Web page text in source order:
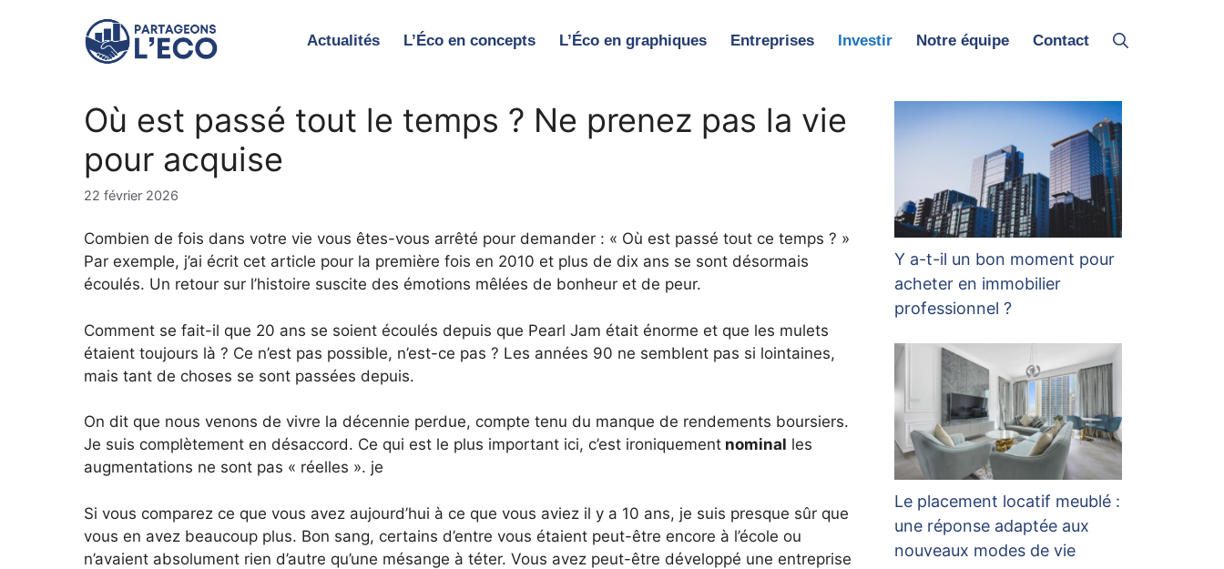
Actualités L’Éco en concepts L’Éco en graphiques Entreprises Investir Notre équipe Contact
Où est passé tout le temps ? Ne prenez pas la vie
pour acquise
22 février 2026
Combien de fois dans votre vie vous êtes-vous arrêté pour demander : « Où est passé tout ce temps ? »
Par exemple, j’ai écrit cet article pour la première fois en 2010 et plus de dix ans se sont désormais
écoulés. Un retour sur l’histoire suscite des émotions mêlées de bonheur et de peur.
Comment se fait-il que 20 ans se soient écoulés depuis que Pearl Jam était énorme et que les mulets
étaient toujours là ? Ce n’est pas possible, n’est-ce pas ? Les années 90 ne semblent pas si lointaines,
mais tant de choses se sont passées depuis.
On dit que nous venons de vivre la décennie perdue, compte tenu du manque de rendements boursiers.
Je suis complètement en désaccord. Ce qui est le plus important ici, c’est ironiquement nominal les
augmentations ne sont pas « réelles ». je
Si vous comparez ce que vous avez aujourd’hui à ce que vous aviez il y a 10 ans, je suis presque sûr que
vous en avez beaucoup plus. Bon sang, certains d’entre vous étaient peut-être encore à l’école ou
n’avaient absolument rien d’autre qu’une mésange à téter. Vous avez peut-être développé une entreprise
Y a-t-il un bon moment pour
acheter en immobilier
professionnel ?
Le placement locatif meublé :
une réponse adaptée aux
nouveaux modes de vie